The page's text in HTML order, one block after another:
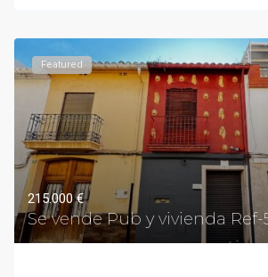
Featured
215.000 €
Se vende Pub y vivienda Ref-